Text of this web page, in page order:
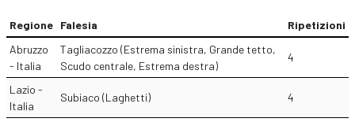
Regione Falesia
Ripetizioni
Abruzzo
- Italia
Tagliacozzo (Estrema sinistra, Grande tetto,
Scudo centrale, Estrema destra)
4
Lazio -
Italia
Subiaco (Laghetti) 4